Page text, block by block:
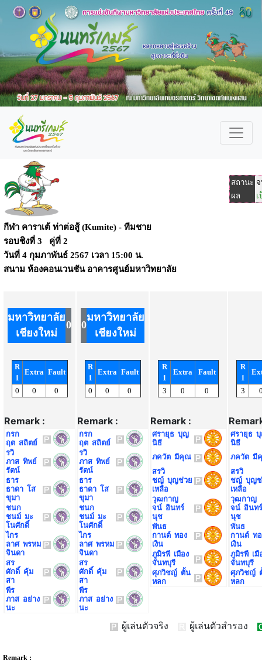
สถานะ
ผล
กีฬา คาราเต้ ท่าต่อสู้ (Kumite) - ทีมชาย
รอบชิงที่ 3 คู่ที่ 2
วันที่ 4 กุมภาพันธ์ 2567 เวลา 15:00 น.
สนาม ห้องคอนเวนชัน อาคารศูนย์มหาวิทยาลัย
มหาวิทยาลัย
เชียงใหม่
0
R
1
Extra Fault
0 0 0
Remark :
กรก
ฤต สถิตย์
รวิ
ภาส ทิพย์
รัตน์
ธาร
ธาดา โส
ขุมา
ชนก
ชนม์ มะ
โนศักดิ์
ไกร
ลาศ พรหม
จินดา
สร
ศักดิ์ คุ้ม
สา
พีร
ภาส อย่าง
นะ
0
มหาวิทยาลัย
เชียงใหม่
R
1
Extra Fault
0 0 0
Remark :
กรก
ฤต สถิตย์
รวิ
ภาส ทิพย์
รัตน์
ธาร
ธาดา โส
ขุมา
ชนก
ชนม์ มะ
โนศักดิ์
ไกร
ลาศ พรหม
จินดา
สร
ศักดิ์ คุ้ม
สา
พีร
ภาส อย่าง
นะ
R
1
Extra Fault
3 0 0
Remark :
ศรายุธ บุญ
นิธี
ภควัต มีคุณ
สรวิ
ชญ์ บุญช่วย
เหลือ
วุฒกาญ
จน์ อินทร์
นุช
พันธ
กานต์ ทอง
เงิน
ภูมิรพี เมือง
จันทบุรี
ศุภวิชญ์ ตั้น
หลก
R
1
3
ศรายุธ
นิธี
ภควัต มี
สรวิ
ชญ์ บุญช่
เหลือ
วุฒกาญ
จน์ อินทร์
นุช
พันธ
กานต์ ท
เงิน
ภูมิรพี เมื
จันทบุรี
ศุภวิชญ์
หลก
ผู้เล่นตัวจริง ผู้เล่นตัวสำรอง
Remark :